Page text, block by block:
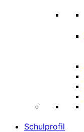
Schulprofil